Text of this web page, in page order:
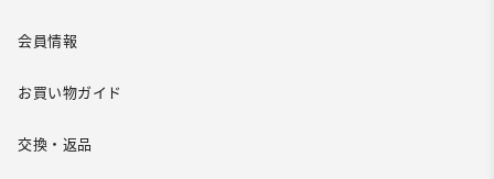
会員情報
お買い物ガイド
交換・返品